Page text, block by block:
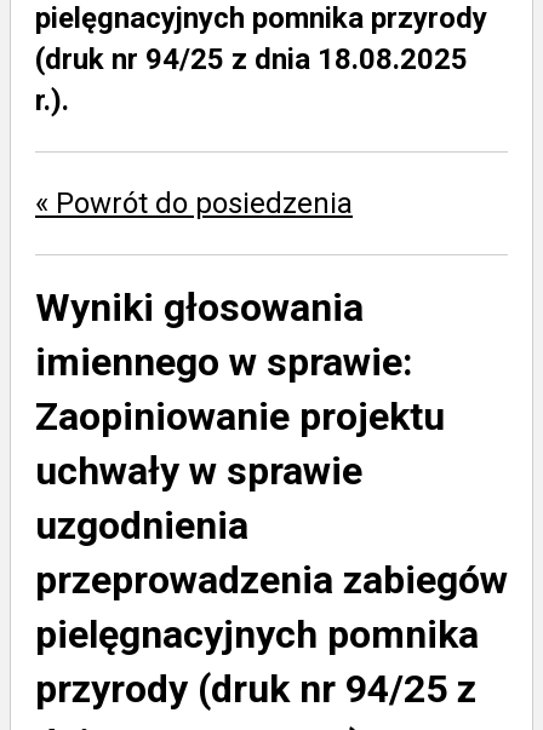
pielęgnacyjnych pomnika przyrody
(druk nr 94/25 z dnia 18.08.2025
r.).
« Powrót do posiedzenia
Wyniki głosowania
imiennego w sprawie:
Zaopiniowanie projektu
uchwały w sprawie
uzgodnienia
przeprowadzenia zabiegów
pielęgnacyjnych pomnika
przyrody (druk nr 94/25 z